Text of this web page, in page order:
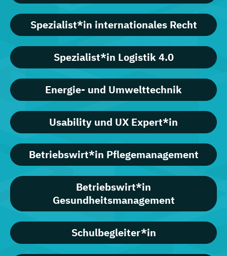
Spezialist*in internationales Recht
Spezialist*in Logistik 4.0
Energie- und Umwelttechnik
Usability und UX Expert*in
Betriebswirt*in Pflegemanagement
Betriebswirt*in
Gesundheitsmanagement
Schulbegleiter*in